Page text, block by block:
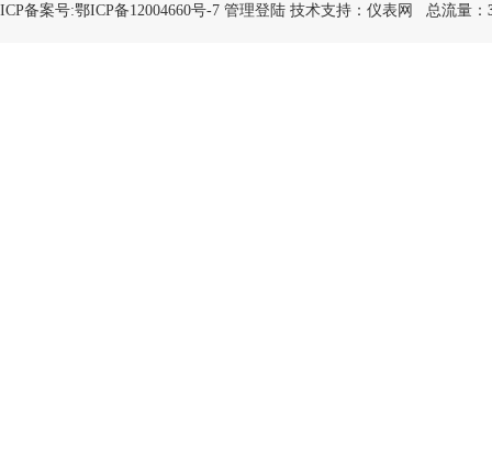
ICP备案号:鄂ICP备12004660号-7 管理登陆 技术支持： 仪表网 总流量：